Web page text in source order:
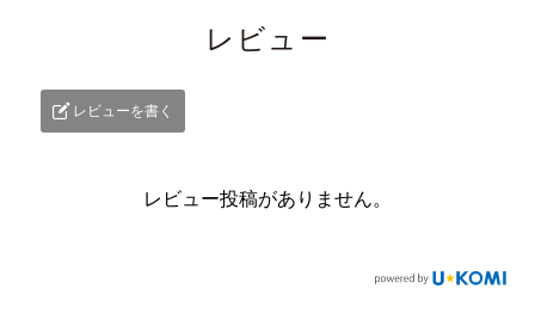
レビュー
レビューを書く
レビュー投稿がありません。